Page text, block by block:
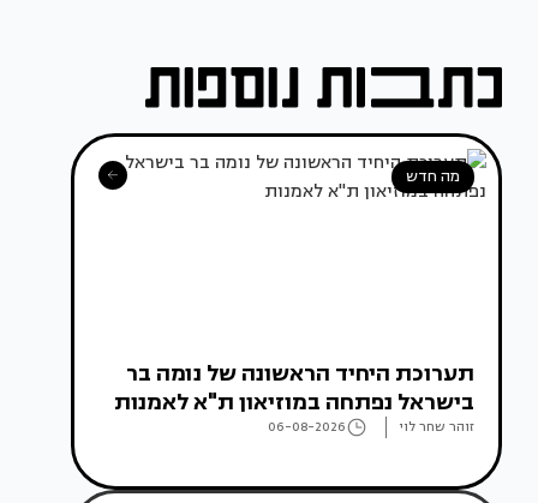
מה חדש
תערוכת היחיד הראשונה של נומה בר
בישראל נפתחה במוזיאון ת"א לאמנות
זוהר שחר לוי 06-08-2026